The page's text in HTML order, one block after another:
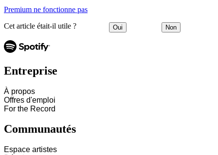
Premium ne fonctionne pas
Cet article était-il utile ? Oui Non
Entreprise
À propos
Offres d'emploi
For the Record
Communautés
Espace artistes